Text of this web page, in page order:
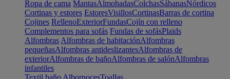
Ropa de cama MantasAlmohadasColchasSábanasNórdicos
Cortinas y estores EstoresVisillosCortinasBarras de cortina
Cojines RellenoExteriorFundasCojín con relleno
Complementos para sofás Fundas de sofásPlaids
Alfombras Alfombras de habitaciónAlfombras
pequeñasAlfombras antideslizantesAlfombras de
exteriorAlfombras de bañoAlfombras de salónAlfombras
infantiles
Textil baño AlbornocesToallas